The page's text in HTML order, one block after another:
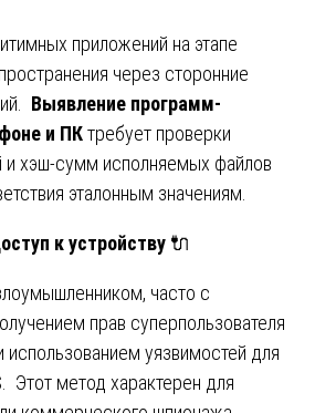
приложений на этапе
через сторонние
Выявление программ-
и ПКтребует проверки
и хэш-сумм исполняемых файлов
эталонным значениям.
к устройству 🔌
часто с
прав суперпользователя
использованием уязвимостей для
Этот метод характерен для